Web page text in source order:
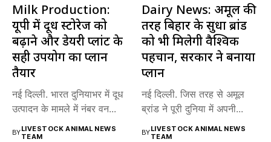
Milk Production:
यूपी में दूध स्टोरेज को
बढ़ाने और डेयरी प्लांट के
सही उपयोग का प्लान
तैयार
नई दिल्ली. भारत दुनियाभर में दूध
उत्पादन के मामले में नंबर वन...
BYLIVESTOCK ANIMAL NEWS
TEAM
Dairy News: अमूल की
तरह बिहार के सुधा ब्रांड
को भी मिलेगी वैश्विक
पहचान, सरकार ने बनाया
प्लान
नई दिल्ली. जिस तरह से अमूल
ब्रांड ने पूरी दुनिया में अपनी...
BYLIVESTOCK ANIMAL NEWS
TEAM